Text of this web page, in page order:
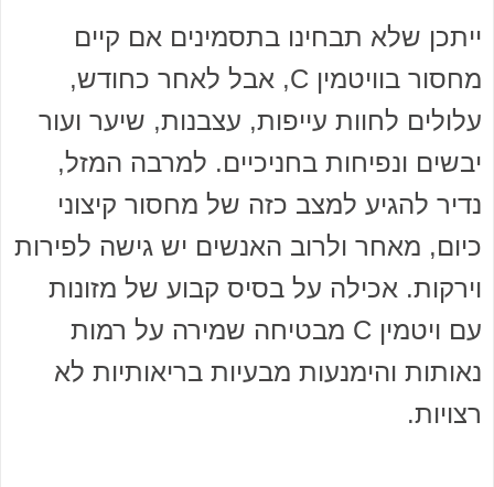
ייתכן שלא תבחינו בתסמינים אם קיים
מחסור בוויטמין C, אבל לאחר כחודש,
עלולים לחוות עייפות, עצבנות, שיער ועור
יבשים ונפיחות בחניכיים. למרבה המזל,
נדיר להגיע למצב כזה של מחסור קיצוני
כיום, מאחר ולרוב האנשים יש גישה לפירות
וירקות. אכילה על בסיס קבוע של מזונות
עם ויטמין C מבטיחה שמירה על רמות
נאותות והימנעות מבעיות בריאותיות לא
רצויות.